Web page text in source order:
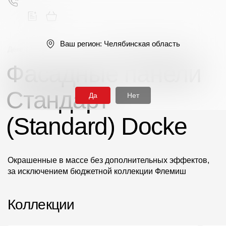
Фасадные материалы
Фасадные панели / Серия Стандарт (Standard)
Фасадные панели
Стандарт
(Standard) Docke
Окрашенные в массе без дополнительных эффектов,
за исключением бюджетной коллекции Флемиш
Коллекции
Ваш регион: Челябинская область
Да Нет